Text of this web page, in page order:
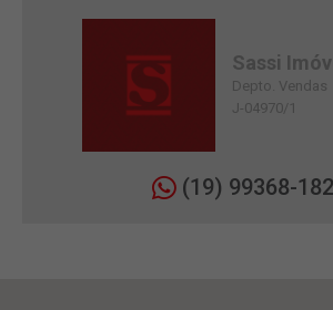
Sassi
Depto. Vendas
J-04970/1
(19) 99368-